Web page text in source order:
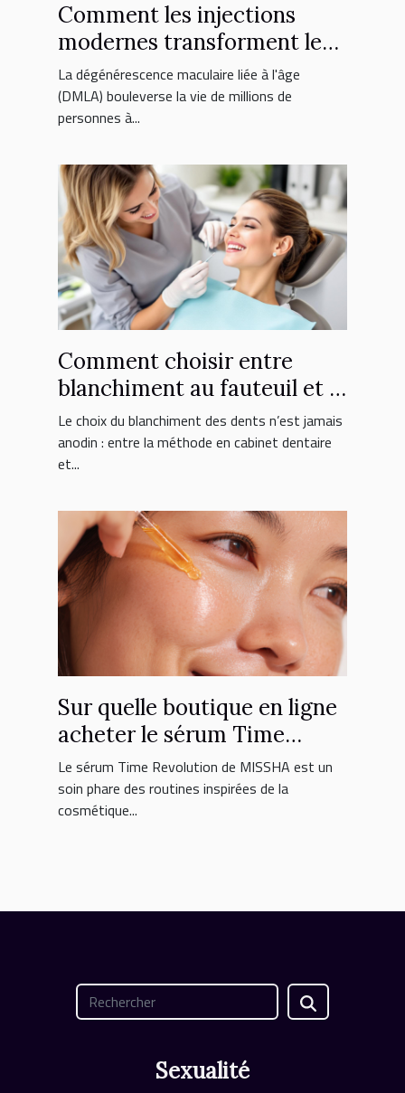
Comment les injections
modernes transforment le
traitement de la DMLA ?
La dégénérescence maculaire liée à l'âge
(DMLA) bouleverse la vie de millions de
personnes à...
Comment choisir entre
blanchiment au fauteuil et à
domicile ?
Le choix du blanchiment des dents n’est jamais
anodin : entre la méthode en cabinet dentaire
et...
Sur quelle boutique en ligne
acheter le sérum Time
Revolution MISSHA ?
Le sérum Time Revolution de MISSHA est un
soin phare des routines inspirées de la
cosmétique...
Sexualité